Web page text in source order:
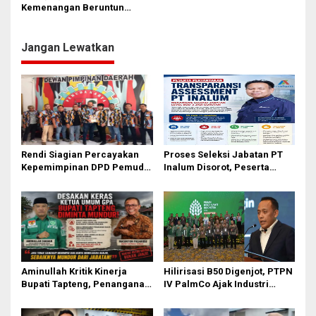
s
p
o
s
Kemenangan Beruntun
Jangan Lewatkan
Rendi Siagian Percayakan
Kepemimpinan DPD Pemuda
kepada Josef Sembiring
Proses Seleksi Jabatan PT
Inalum Disorot, Peserta
Assessment
Aminullah Kritik Kinerja
Bupati Tapteng, Penanganan
Hilirisasi B50 Digenjot, PTPN
IV PalmCo Ajak Industri
Rakyat